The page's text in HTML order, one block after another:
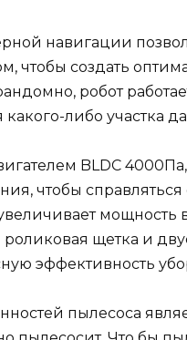
навигации
чтобы создать
робот
либо участка
BLDC
чтобы
роликовая щетка и
эффективность
пылесоса